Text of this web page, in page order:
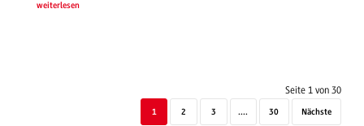
weiterlesen
Seite 1 von 30
1 2 3 .... 30 Nächste